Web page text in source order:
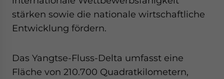
stärken sowie die nationale wirtschaftliche
Entwicklung fördern.
Das Yangtse-Fluss-Delta umfasst eine
Fläche von 210.700 Quadratkilometern,
for Asia!